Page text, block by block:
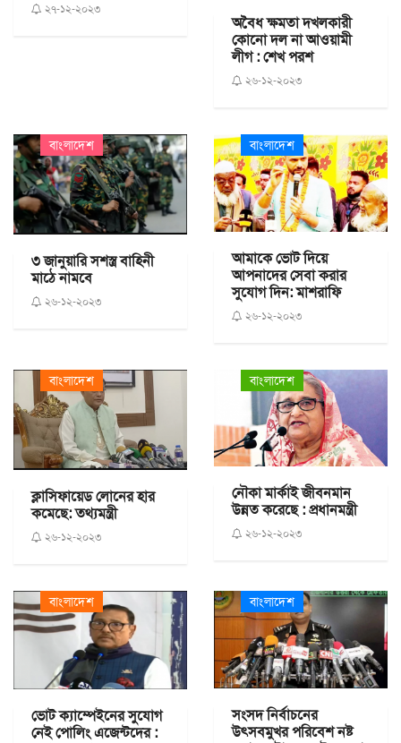
২৭-১২-২০২৩
অবৈধ ক্ষমতা দখলকারী
কোনো দল না আওয়ামী
লীগ : শেখ পরশ
২৬-১২-২০২৩
বাংলাদেশ
৩ জানুয়ারি সশস্ত্র বাহিনী
মাঠে নামবে
২৬-১২-২০২৩
বাংলাদেশ
আমাকে ভোট দিয়ে
আপনাদের সেবা করার
সুযোগ দিন: মাশরাফি
২৬-১২-২০২৩
বাংলাদেশ
ক্লাসিফায়েড লোনের হার
কমেছে: তথ্যমন্ত্রী
২৬-১২-২০২৩
বাংলাদেশ
নৌকা মার্কাই জীবনমান
উন্নত করেছে : প্রধানমন্ত্রী
২৬-১২-২০২৩
বাংলাদেশ
ভোট ক্যাম্পেইনের সুযোগ
নেই পোলিং এজেন্টদের :
বাংলাদেশ
সংসদ নির্বাচনের
উৎসবমুখর পরিবেশ নষ্ট